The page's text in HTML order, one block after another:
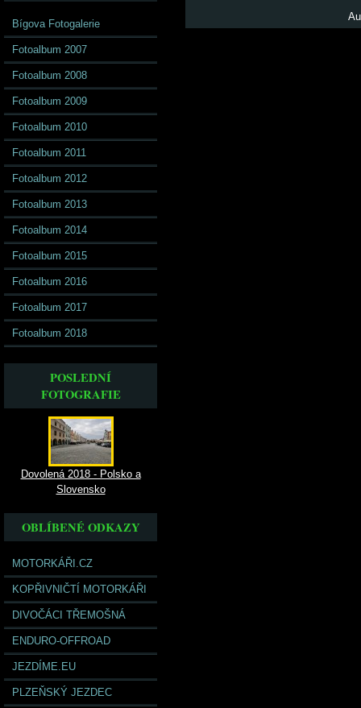
Bígova Fotogalerie
Fotoalbum 2007
Fotoalbum 2008
Fotoalbum 2009
Fotoalbum 2010
Fotoalbum 2011
Fotoalbum 2012
Fotoalbum 2013
Fotoalbum 2014
Fotoalbum 2015
Fotoalbum 2016
Fotoalbum 2017
Fotoalbum 2018
POSLEDNÍ
FOTOGRAFIE
Dovolená 2018 - Polsko a
Slovensko
OBLÍBENÉ ODKAZY
MOTORKÁŘI.CZ
KOPŘIVNIČTÍ MOTORKÁŘI
DIVOČÁCI TŘEMOŠNÁ
ENDURO-OFFROAD
JEZDÍME.EU
PLZEŇSKÝ JEZDEC